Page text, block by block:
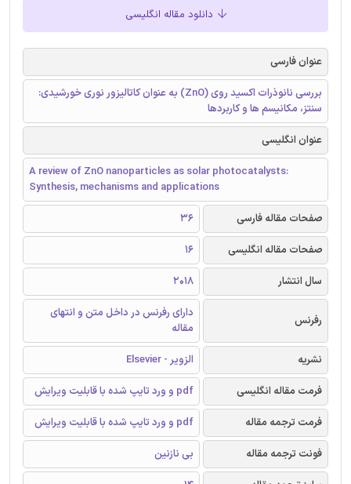
دانلود مقاله انگلیسی
عنوان فارسی
بررسی نانوذرات اکسید روی (ZnO) به عنوان کاتالیزور نوری خورشیدی:
سنتز، مکانیسم ها و کاربردها
عنوان انگلیسی
A review of ZnO nanoparticles as solar photocatalysts:
Synthesis, mechanisms and applications
صفحات مقاله فارسی
36
صفحات مقاله انگلیسی
16
سال انتشار
2018
رفرنس
دارای رفرنس در داخل متن و انتهای
مقاله
نشریه
الزویر - Elsevier
فرمت مقاله انگلیسی
pdf و ورد تایپ شده با قابلیت ویرایش
فرمت ترجمه مقاله
pdf و ورد تایپ شده با قابلیت ویرایش
فونت ترجمه مقاله
بی نازنین